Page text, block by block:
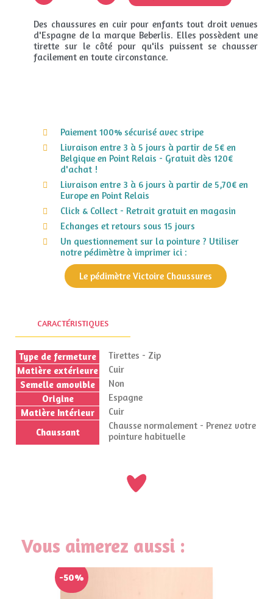
Des chaussures en cuir pour enfants tout droit venues
d'Espagne de la marque Beberlis. Elles possèdent une
tirette sur le côté pour qu'ils puissent se chausser
facilement en toute circonstance.
Paiement 100% sécurisé avec stripe
Livraison entre 3 à 5 jours à partir de 5€ en
Belgique en Point Relais - Gratuit dès 120€
d'achat !
Livraison entre 3 à 6 jours à partir de 5,70€ en
Europe en Point Relais
Click & Collect - Retrait gratuit en magasin
Echanges et retours sous 15 jours
Un questionnement sur la pointure ? Utiliser
notre pédimètre à imprimer ici :
Le pédimètre Victoire Chaussures
CARACTÉRISTIQUES
Type de fermeture
Tirettes - Zip
Matière extérieure
Cuir
Semelle amovible
Non
Origine
Espagne
Matière Intérieur
Cuir
Chaussant
Chausse normalement - Prenez votre
pointure habituelle
Vous aimerez aussi :
-50%